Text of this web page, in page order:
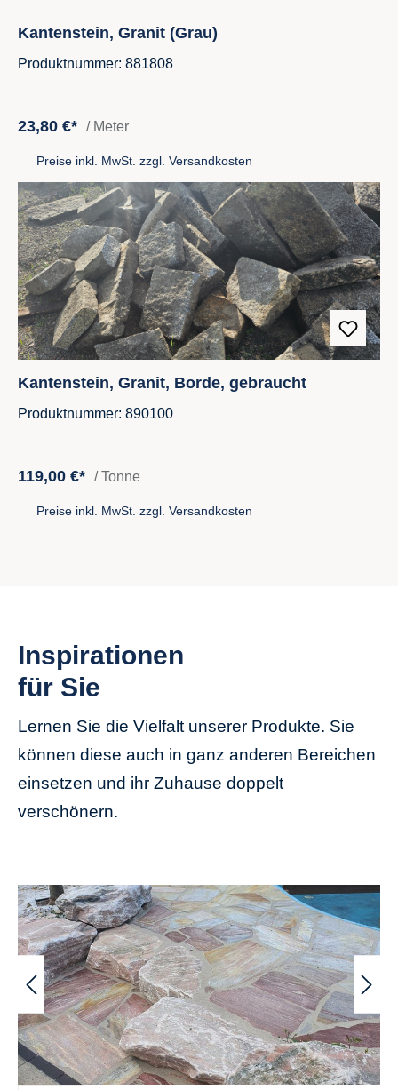
Kantenstein, Granit (Grau)
Produktnummer: 881808
23,80 €* / Meter
Preise inkl. MwSt. zzgl. Versandkosten
Kantenstein, Granit, Borde, gebraucht
Produktnummer: 890100
119,00 €* / Tonne
Preise inkl. MwSt. zzgl. Versandkosten
Inspirationen
für Sie
Lernen Sie die Vielfalt unserer Produkte. Sie
können diese auch in ganz anderen Bereichen
einsetzen und ihr Zuhause doppelt
verschönern.